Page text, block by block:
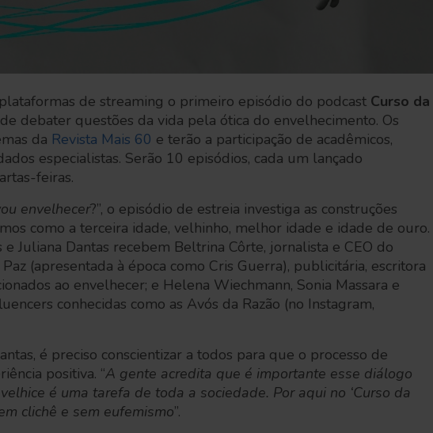
de streaming o primeiro episódio do podcast Curso da
debater questões da vida pela ótica do envelhecimento. Os
da Revista Mais 60 e terão a participação de acadêmicos,
especialistas. Serão 10 episódios, cada um lançado
feiras.
envelhecer?”, o episódio de estreia investiga as construções
como a terceira idade, velhinho, melhor idade e idade de ouro.
e Juliana Dantas recebem Beltrina Côrte, jornalista e CEO do
(apresentada à época como Cris Guerra), publicitária, escritora
ao envelhecer; e Helena Wiechmann, Sonia Massara e
conhecidas como as Avós da Razão (no Instagram,
é preciso conscientizar a todos para que o processo de
positiva. “A gente acredita que é importante esse diálogo
é uma tarefa de toda a sociedade. Por aqui no ‘Curso da
clichê e sem eufemismo”.